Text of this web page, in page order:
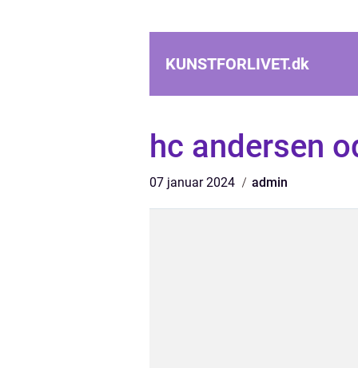
KUNSTFORLIVET.dk
hc andersen
07 januar 2024 admin